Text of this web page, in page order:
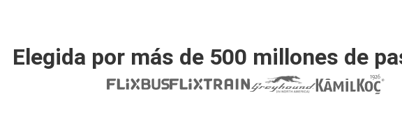
Elegida por más de 500 millones de